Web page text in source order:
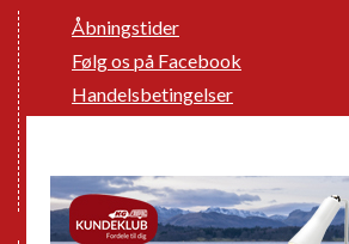
Åbningstider
Følg os på Facebook
Handelsbetingelser
GPDR - Optagelse af foto og video